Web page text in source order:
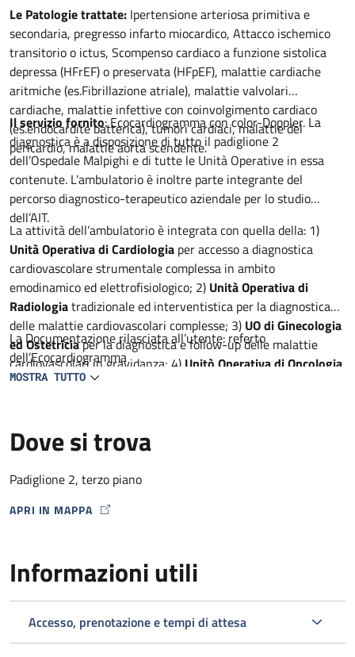
Descrizione
Le Patologie trattate: Ipertensione arteriosa primitiva e
secondaria, pregresso infarto miocardico, Attacco ischemico
transitorio o ictus, Scompenso cardiaco a funzione sistolica
depressa (HFrEF) o preservata (HFpEF), malattie cardiache
aritmiche (es.Fibrillazione atriale), malattie valvolari
cardiache, malattie infettive con coinvolgimento cardiaco
(es.endocardite batterica), tumori cardiaci, malattie del
pericardio, malattie aorta scendente.
Il servizio fornito: Ecocardiogramma con color-Doppler. La
diagnostica è a disposizione di tutto il padiglione 2
dell’Ospedale Malpighi e di tutte le Unità Operative in essa
contenute. L’ambulatorio è inoltre parte integrante del
percorso diagnostico-terapeutico aziendale per lo studio
dell’AIT.
La attività dell’ambulatorio è integrata con quella della: 1)
Unità Operativa di Cardiologia per accesso a diagnostica
cardiovascolare strumentale complessa in ambito
emodinamico ed elettrofisiologico; 2) Unità Operativa di
Radiologiatradizionale ed interventistica per la diagnostica
delle malattie cardiovascolari complesse; 3) UO di Ginecologia
ed Ostetriciaper la diagnostica e follow-up delle malattie
cardiovascolari in gravidanza; 4) Unitò Operativa di Oncologia
per la diagnostica precoce delle complicanze cardiache dei
Unità semplice dipartimentale di Reumatologia e
cardiovascolari in corso di malattie infiammatorie croniche
La Documentazione rilasciata all’utente: referto
dell’Ecocardiogramma
MOSTRA TUTTO
Dove si trova
Padiglione 2, terzo piano
APRI IN MAPPA
MAP ICON
Informazioni utili
Accesso, prenotazione e tempi di attesa